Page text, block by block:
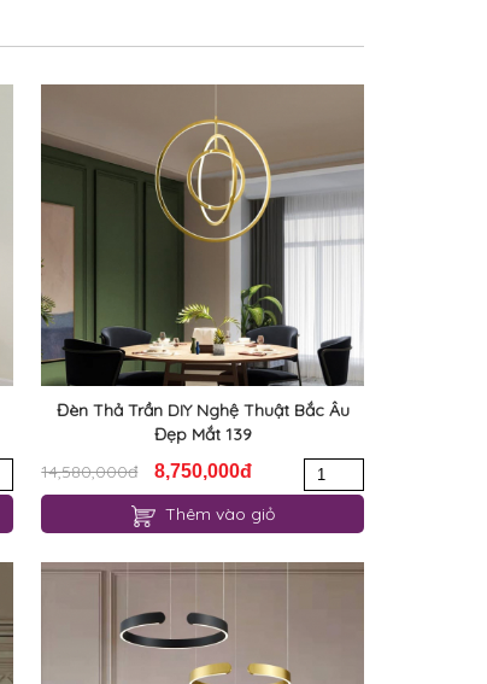
Đèn Thả Trần DIY Nghệ Thuật Bắc Âu
Đẹp Mắt 139
14,580,000đ
8,750,000đ
Thêm vào giỏ